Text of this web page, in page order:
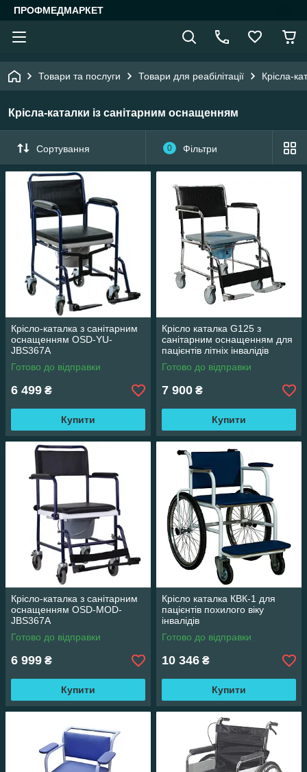
ПРОФМЕДМАРКЕТ
Товари та послуги Товари для реабілітації Крісла-
Крісла-каталки із санітарним оснащенням
Сортування 0 Фільтри
Крісло-каталка з санітарним
оснащенням OSD-YU-
JBS367A
Готово до відправки
6 499 ₴
Купити
Крісло каталка G125 з
санітарним оснащенням для
пацієнтів літніх інвалідів
Готово до відправки
7 900 ₴
Купити
Крісло-каталка з санітарним
оснащенням OSD-MOD-
JBS367A
Готово до відправки
6 999 ₴
Купити
Крісло каталка КВК-1 для
пацієнтів похилого віку
інвалідів
Готово до відправки
10 346 ₴
Купити